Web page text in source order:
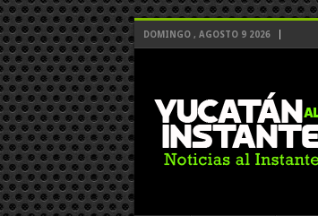
DOMINGO , AGOSTO 9 2026